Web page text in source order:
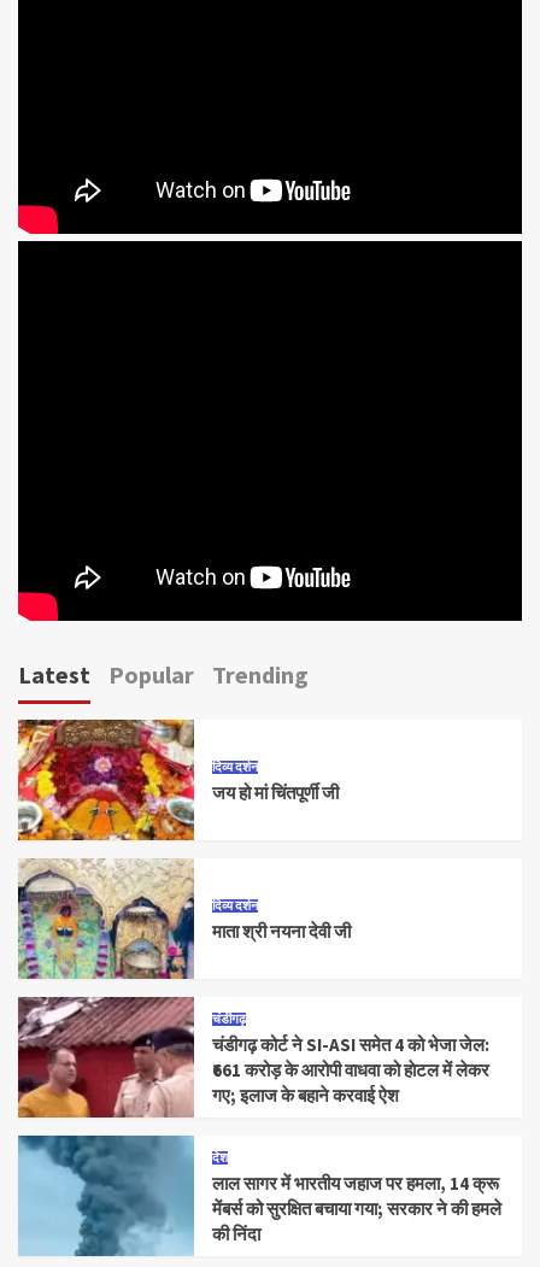
Latest Popular Trending
दिव्य दर्शन
जय हो मां चिंतपूर्णी जी
दिव्य दर्शन
माता श्री नयना देवी जी
चंडीगढ़
चंडीगढ़ कोर्ट ने SI-ASI समेत 4 को भेजा जेल:
₹661 करोड़ के आरोपी वाधवा को हाेटल में लेकर
गए; इलाज के बहाने करवाई ऐश
देश
लाल सागर में भारतीय जहाज पर हमला, 14 क्रू
मेंबर्स को सुरक्षित बचाया गया; सरकार ने की हमले
की निंदा